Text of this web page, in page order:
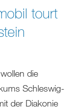
tourt
die
Schleswig-
der Diakonie